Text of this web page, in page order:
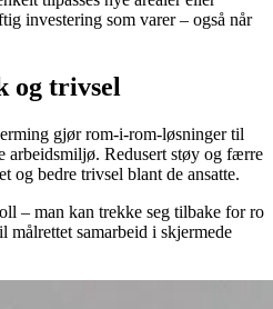
investering som varer – også når
og trivsel
gjør rom-i-rom-løsninger til
arbeidsmiljø. Redusert støy og færre
og bedre trivsel blant de ansatte.
– man kan trekke seg tilbake for ro
målrettet samarbeid i skjermede